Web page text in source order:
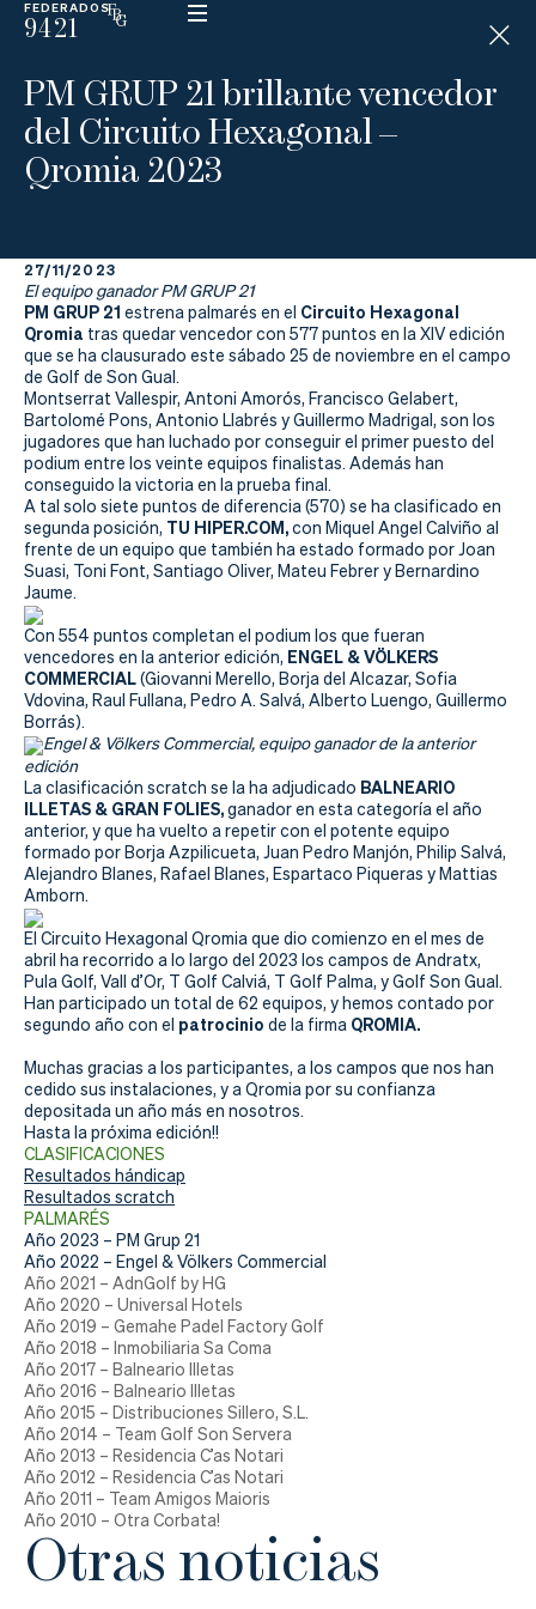
FEDERADOS
9421
ESP
N
D
C
A
P
La
Federación
Federarse
Jugar
Aprender
Actualidad
Tienda
PM GRUP 21 brillante vencedor
del Circuito Hexagonal –
Qromia 2023
27/11/2023
El equipo ganador PM GRUP 21
PM GRUP 21 estrena palmarés en el Circuito Hexagonal
Qromia tras quedar vencedor con 577 puntos en la XIV edición
que se ha clausurado este sábado 25 de noviembre en el campo
de Golf de Son Gual.
Montserrat Vallespir, Antoni Amorós, Francisco Gelabert,
Bartolomé Pons, Antonio Llabrés y Guillermo Madrigal, son los
jugadores que han luchado por conseguir el primer puesto del
podium entre los veinte equipos finalistas. Además han
conseguido la victoria en la prueba final.
A tal solo siete puntos de diferencia (570) se ha clasificado en
segunda posición, TU HIPER.COM,con Miquel Angel Calviño al
frente de un equipo que también ha estado formado por Joan
Suasi, Toni Font, Santiago Oliver, Mateu Febrer y Bernardino
Jaume.
Con 554 puntos completan el podium los que fueran
vencedores en la anterior edición, ENGEL & VÖLKERS
COMMERCIAL(Giovanni Merello, Borja del Alcazar, Sofia
Vdovina, Raul Fullana, Pedro A. Salvá, Alberto Luengo, Guillermo
Borrás).
Engel & Völkers Commercial, equipo ganador de la anterior
edición
La clasificación scratch se la ha adjudicado BALNEARIO
ILLETAS & GRAN FOLIES,ganador en esta categoría el año
anterior, y que ha vuelto a repetir con el potente equipo
formado por Borja Azpilicueta, Juan Pedro Manjón, Philip Salvá,
Alejandro Blanes, Rafael Blanes, Espartaco Piqueras y Mattias
Amborn.
El Circuito Hexagonal Qromia que dio comienzo en el mes de
abril ha recorrido a lo largo del 2023 los campos de Andratx,
Pula Golf, Vall d’Or, T Golf Calviá, T Golf Palma, y Golf Son Gual.
Han participado un total de 62 equipos, y hemos contado por
segundo año con el patrocinio de la firma QROMIA.
Muchas gracias a los participantes, a los campos que nos han
cedido sus instalaciones, y a Qromia por su confianza
depositada un año más en nosotros.
Hasta la próxima edición!!
CLASIFICACIONES
Resultados hándicap
Resultados scratch
PALMARÉS
Año 2023 – PM Grup 21
Año 2022 – Engel & Völkers Commercial
Año 2021 – AdnGolf by HG
Año 2020 – Universal Hotels
Año 2019 – Gemahe Padel Factory Golf
Año 2018 – Inmobiliaria Sa Coma
Año 2017 – Balneario Illetas
Año 2016 – Balneario Illetas
Año 2015 – Distribuciones Sillero, S.L.
Año 2014 – Team Golf Son Servera
Año 2013 – Residencia C’as Notari
Año 2012 – Residencia C’as Notari
Año 2011 – Team Amigos Maioris
Año 2010 – Otra Corbata!
Otras noticias